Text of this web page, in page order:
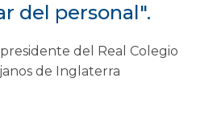
del personal".
del Real Colegio
de Inglaterra